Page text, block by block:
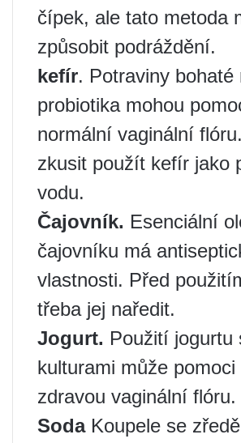
čípek, ale tato metoda
způsobit podráždění.
kefír. Potraviny bohaté
probiotika mohou
normální vaginální
zkusit použít kefír jako
vodu.
Čajovník. Esenciální
čajovníku má
vlastnosti. Před
třeba jej naředit.
Jogurt. Použití jogurtu
kulturami může pomoci
zdravou vaginální flóru.
SodaKoupele se